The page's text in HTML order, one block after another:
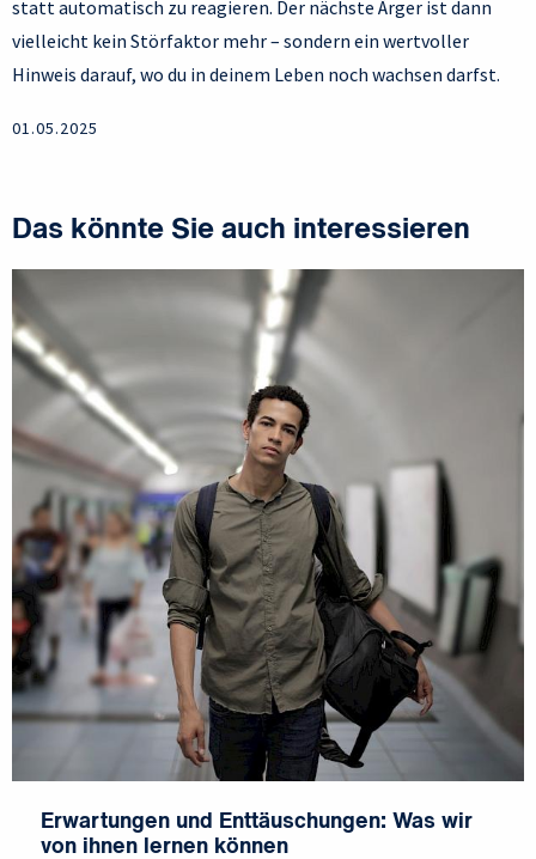
statt automatisch zu reagieren. Der nächste Ärger ist dann
vielleicht kein Störfaktor mehr – sondern ein wertvoller
Hinweis darauf, wo du in deinem Leben noch wachsen darfst.
01.05.2025
Das könnte Sie auch interessieren
Erwartungen und Enttäuschungen: Was wir
von ihnen lernen können